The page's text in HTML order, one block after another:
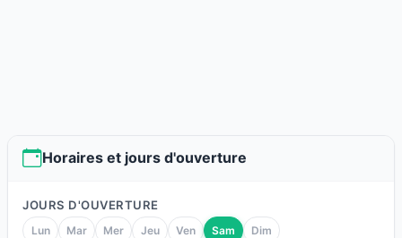
Horaires et jours d'ouverture
JOURS D'OUVERTURE
Lun Mar Mer Jeu Ven Sam Dim